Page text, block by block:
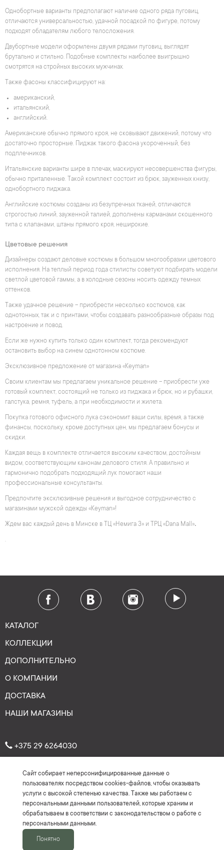
Однобортные варианты предполагают наличие одного ряда пуговиц,
отличаются универсальностью, удачной посадкой по фигуре, потому
подходят обладателям любого телосложения.
Двубортные модели оформлены двумя рядами пуговиц, выглядят
брутально и стильно. Подобные комплекты наиболее выигрышно
смотрятся на стройных высоких мужчинах.
Также фасоны классифицируют на:
американский,
итальянский,
английский.
Американские обычно прямого кроя, не сковывают движений, потому что
достаточно просторные. Пиджак такого фасона укороченный, без
подплечников.
Итальянские варианты шире в плечах, маскируют несовершенства фигуры,
обычно приталенные. Такой комплект состоит из брюк, зауженных книзу,
однобортного пиджака.
Английские костюмы созданы из безупречных тканей, отличаются
строгостью линий, зауженной талией, дополнены карманами скошенного
типа с клапанами, штаны прямого кроя, неширокие.
Цветовые решения
Дизайнеры создают деловые костюмы в большом многообразии цветового
исполнения. На теплый период года стилисты советуют подбирать модели
светлой цветовой гаммы, а в холодные сезоны носить одежду темных
оттенков.
Также удачное решение – приобрести несколько костюмов, как
однотонных, так и с принтами, чтобы создавать разнообразные образы под
настроение и повод.
Если же нужно купить только один комплект, тогда рекомендуют
остановить выбор на синем однотонном костюме.
Эксклюзивное предложение от магазина «Keyman»
Своим клиентам мы предлагаем уникальное решение – приобрести уже
готовый комплект, состоящий не только из пиджака и брюк, но и рубашки,
галстука, ремня, туфель, а при необходимости и жилета.
Покупка готового офисного лука сэкономит ваши силы, время, а также
финансы, поскольку, кроме доступных цен, мы предлагаем бонусы и
скидки.
Каждая вещь в комплекте отличается высоким качеством, достойным
видом, соответствующим канонам делового стиля. А правильно и
гармонично подобрать подходящий лук помогают наши
профессиональные консультанты.
Предпочтите эксклюзивные решения и выгодное сотрудничество с
магазинами мужской одежды «Keyman»!
Ждем вас каждый день в Минске в ТЦ «Немига 3» и ТРЦ «Dana Mall».
.
КАТАЛОГ
КОЛЛЕКЦИИ
ДОПОЛНИТЕЛЬНО
О КОМПАНИИ
ДОСТАВКА
НАШИ МАГАЗИНЫ
+375 29 6264030
Рейтинг: 4.7 ★ ★★ ★★
(На основе более 150 отзывов)
Сайт собирает неперсонифицированные данные о
пользователях посредством cookies-файлов, чтобы оказывать
услуги с высокой степенью качества. Также мы работаем с
персональными данными пользователей, которые храним и
обрабатываем в соответствии с законодательством о работе с
персональными данными.
Понятно